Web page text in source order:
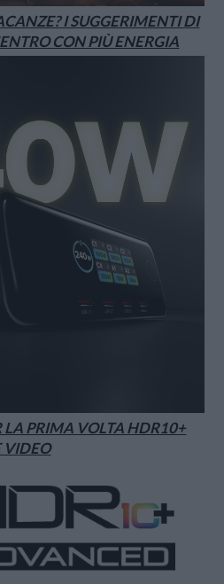
I SUGGERIMENTI DI
CON PIÙ ENERGIA
LA PRIMA VOLTA HDR10+
VIDEO